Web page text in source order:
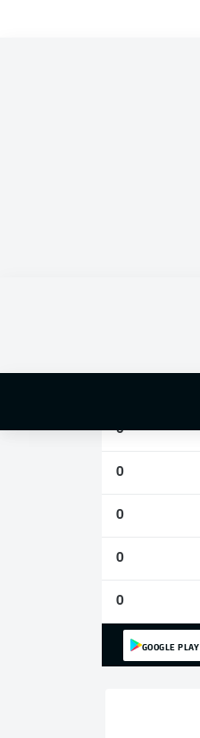
0
0
0
0
0
GOOGLE PLAY